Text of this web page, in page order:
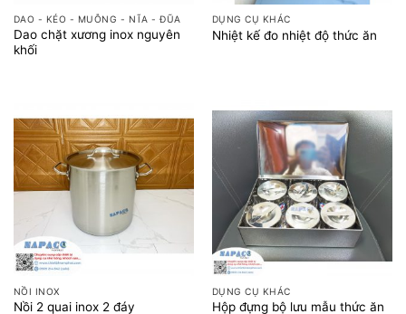
DAO - KÉO - MUỖNG - NĨA - ĐŨA
Dao chặt xương inox nguyên
khối
DỤNG CỤ KHÁC
Nhiệt kế đo nhiệt độ thức ăn
NỒI INOX
Nồi 2 quai inox 2 đáy
DỤNG CỤ KHÁC
Hộp đựng bộ lưu mẫu thức ăn